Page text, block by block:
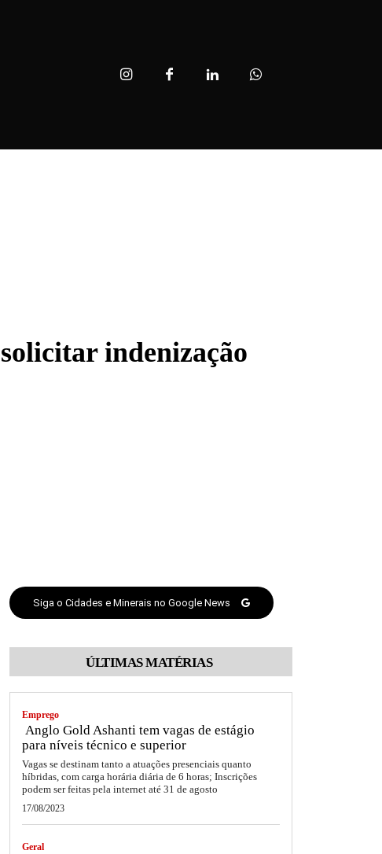
indenização
Siga o Cidades e Minerais no Google News
ÚLTIMAS MATÉRIAS
Emprego
Anglo Gold Ashanti tem vagas de estágio
para níveis técnico e superior
Vagas se destinam tanto a atuações presenciais quanto
híbridas, com carga horária diária de 6 horas; Inscrições
podem ser feitas pela internet até 31 de agosto
17/08/2023
Geral